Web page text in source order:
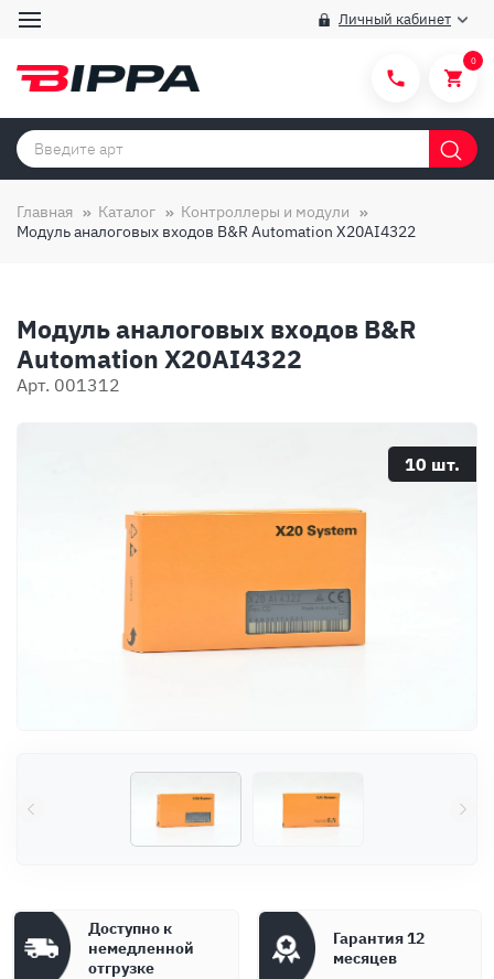
Личный кабинет
Категории товаров
Способы покупки
Вопросы и ответы
О компании
0
Главная Каталог
Контроллеры и модули
Модуль аналоговых входов B&R Automation X20AI4322
Модуль аналоговых входов B&R
Automation X20AI4322
Арт. 001312
10 шт.
Доступно к
немедленной
отгрузке
Гарантия 12
месяцев